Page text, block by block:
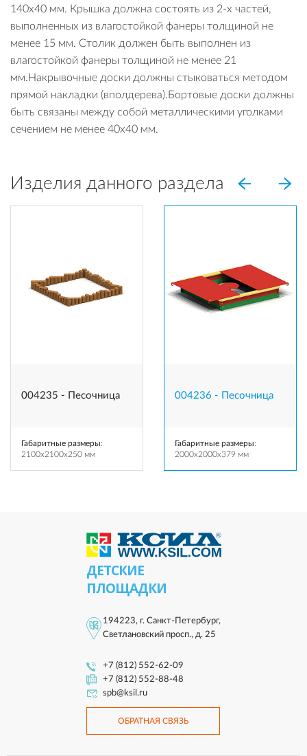
140х40 мм. Крышка должна состоять из 2-х частей,
выполненных из влагостойкой фанеры толщиной не
менее 15 мм. Столик должен быть выполнен из
влагостойкой фанеры толщиной не менее 21
мм.Накрывочные доски должны стыковаться методом
прямой накладки (вполдерева).Бортовые доски должны
быть связаны между собой металлическими уголками
сечением не менее 40х40 мм.
Изделия данного раздела
004235 - Песочница
Габаритные размеры:
2100x2100x250 мм
004236 - Песочница
Габаритные размеры:
2000x2000x379 мм
ДЕТСКИЕ
ПЛОЩАДКИ
194223, г. Санкт-Петербург,
Светлановский просп., д. 25
+7 (812) 552-62-09
+7 (812) 552-88-48
spb@ksil.ru
ОБРАТНАЯ СВЯЗЬ